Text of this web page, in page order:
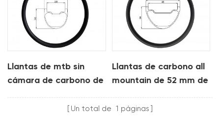
Llantas de mtb sin
cámara de carbono de
Llantas de carbono all
mountain de 52 mm de
profundidad
Un total de 1 páginas